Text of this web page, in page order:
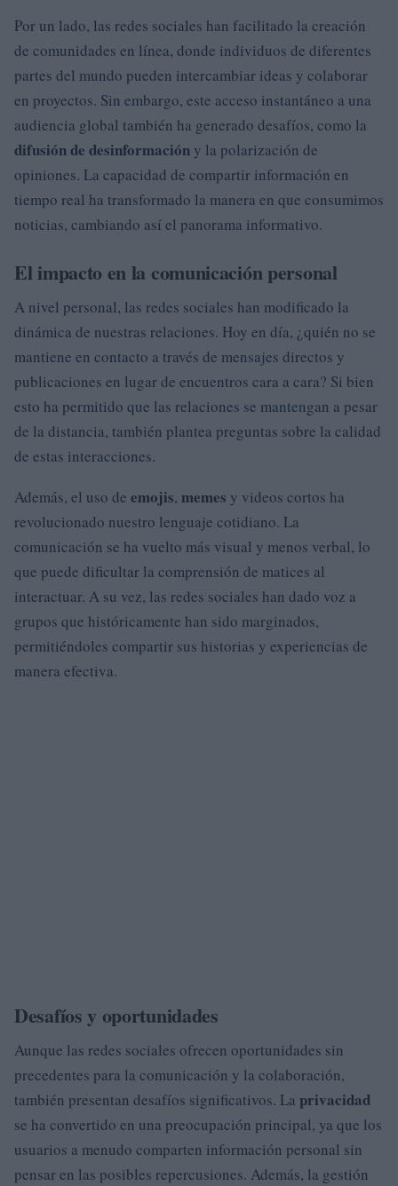
Por un lado, las redes sociales han facilitado la creación
de comunidades en línea, donde individuos de diferentes
partes del mundo pueden intercambiar ideas y colaborar
en proyectos. Sin embargo, este acceso instantáneo a una
audiencia global también ha generado desafíos, como la
difusión de desinformación y la polarización de
opiniones. La capacidad de compartir información en
tiempo real ha transformado la manera en que consumimos
noticias, cambiando así el panorama informativo.
El impacto en la comunicación personal
A nivel personal, las redes sociales han modificado la
dinámica de nuestras relaciones. Hoy en día, ¿quién no se
mantiene en contacto a través de mensajes directos y
publicaciones en lugar de encuentros cara a cara? Si bien
esto ha permitido que las relaciones se mantengan a pesar
de la distancia, también plantea preguntas sobre la calidad
de estas interacciones.
Además, el uso de emojis, memes y videos cortos ha
revolucionado nuestro lenguaje cotidiano. La
comunicación se ha vuelto más visual y menos verbal, lo
que puede dificultar la comprensión de matices al
interactuar. A su vez, las redes sociales han dado voz a
grupos que históricamente han sido marginados,
permitiéndoles compartir sus historias y experiencias de
manera efectiva.
Desafíos y oportunidades
Aunque las redes sociales ofrecen oportunidades sin
precedentes para la comunicación y la colaboración,
también presentan desafíos significativos. La privacidad
se ha convertido en una preocupación principal, ya que los
usuarios a menudo comparten información personal sin
pensar en las posibles repercusiones. Además, la gestión